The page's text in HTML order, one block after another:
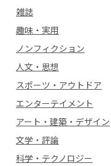
雑誌
趣味・実用
ノンフィクション
人文・思想
スポーツ・アウトドア
エンターテイメント
アート・建築・デザイン
文学・評論
科学・テクノロジー